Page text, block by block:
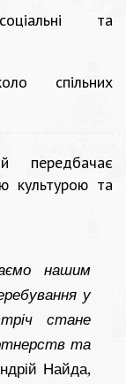
та
спільних
передбачає
культурою та
нашим
у
стане
та
Найда,